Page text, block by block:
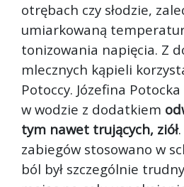
otrębach czy słodzie,
umiarkowaną
tonizowania napięcia. Z
mlecznych kąpieli
Potoccy. Józefina
w wodzie z dodatkiem
tym nawet trujących, ziół
zabiegów stosowano w
ból był szczególnie